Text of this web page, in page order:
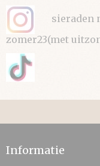
sieraden
zomer23(met
Informatie